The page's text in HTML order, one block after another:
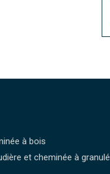
à bois
et cheminée à granulé